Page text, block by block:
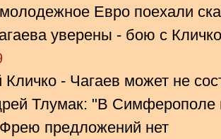
Евро поехали
уверены - бою с
Кличко - Чагаев может не
Тлумак: "В Симферополе
предложений нет